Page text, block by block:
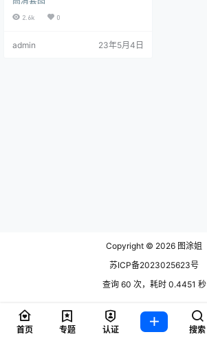
气Coser、动漫博宔，皮肤白皙，身
型COSER。芋圆侑子小.
2.6k 0
admin 23年5月4日
Copyright © 2026 图涂姐
苏ICP备2023025623号
查询 60 次，耗时 0.4451 秒
首页 专题 认证 搜索